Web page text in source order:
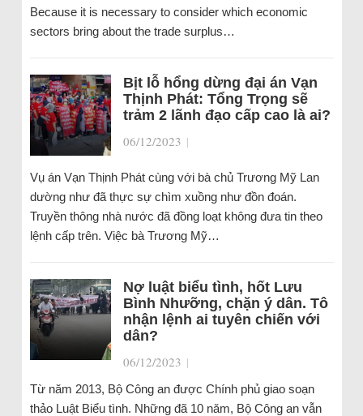
Because it is necessary to consider which economic
sectors bring about the trade surplus…
Bịt lỗ hổng dừng đại án Vạn
Thịnh Phát: Tổng Trọng sẽ
trảm 2 lãnh đạo cấp cao là ai?
06/12/2023 |
Vụ án Vạn Thịnh Phát cùng với bà chủ Trương Mỹ Lan
dường như đã thực sự chìm xuồng như đồn đoán.
Truyền thông nhà nước đã đồng loạt không đưa tin theo
lệnh cấp trên. Việc bà Trương Mỹ…
Nợ luật biểu tình, hốt Lưu
Bình Nhưỡng, chặn ý dân. Tô
nhận lệnh ai tuyên chiến với
dân?
06/12/2023 |
Từ năm 2013, Bộ Công an được Chính phủ giao soạn
thảo Luật Biểu tình. Những đã 10 năm, Bộ Công an vẫn